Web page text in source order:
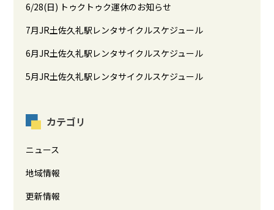
6/28(日) トゥクトゥク運休のお知らせ
7月JR土佐久礼駅レンタサイクルスケジュール
6月JR土佐久礼駅レンタサイクルスケジュール
5月JR土佐久礼駅レンタサイクルスケジュール
カテゴリ
ニュース
地域情報
更新情報